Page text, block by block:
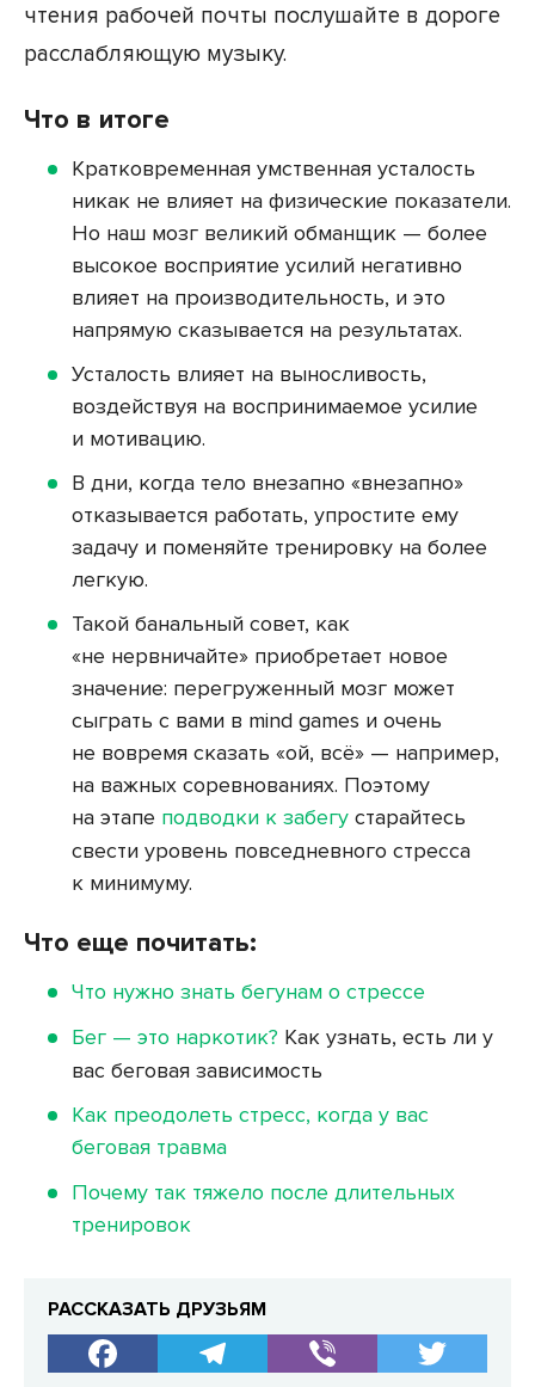
чтения рабочей почты послушайте в дороге
расслабляющую музыку.
Что в итоге
Кратковременная умственная усталость
никак не влияет на физические показатели.
Но наш мозг великий обманщик — более
высокое восприятие усилий негативно
влияет на производительность, и это
напрямую сказывается на результатах.
Усталость влияет на выносливость,
воздействуя на воспринимаемое усилие
и мотивацию.
В дни, когда тело внезапно «внезапно»
отказывается работать, упростите ему
задачу и поменяйте тренировку на более
легкую.
Такой банальный совет, как
«не нервничайте» приобретает новое
значение: перегруженный мозг может
сыграть с вами в mind games и очень
не вовремя сказать «ой, всё» — например,
на важных соревнованиях. Поэтому
на этапе подводки к забегу старайтесь
свести уровень повседневного стресса
к минимуму.
Что еще почитать:
Что нужно знать бегунам о стрессе
Бег — это наркотик? Как узнать, есть ли у
вас беговая зависимость
Как преодолеть стресс, когда у вас
беговая травма
Почему так тяжело после длительных
тренировок
РАССКАЗАТЬ ДРУЗЬЯМ